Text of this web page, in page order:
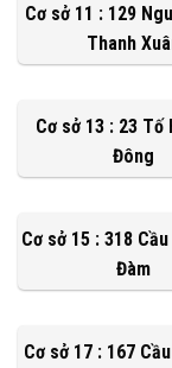
Cơ sở 11 : 129
Thanh
Cơ sở 13 : 23 Tố
Đông
Cơ sở 15 : 318
Đàm
Cơ sở 17 : 167